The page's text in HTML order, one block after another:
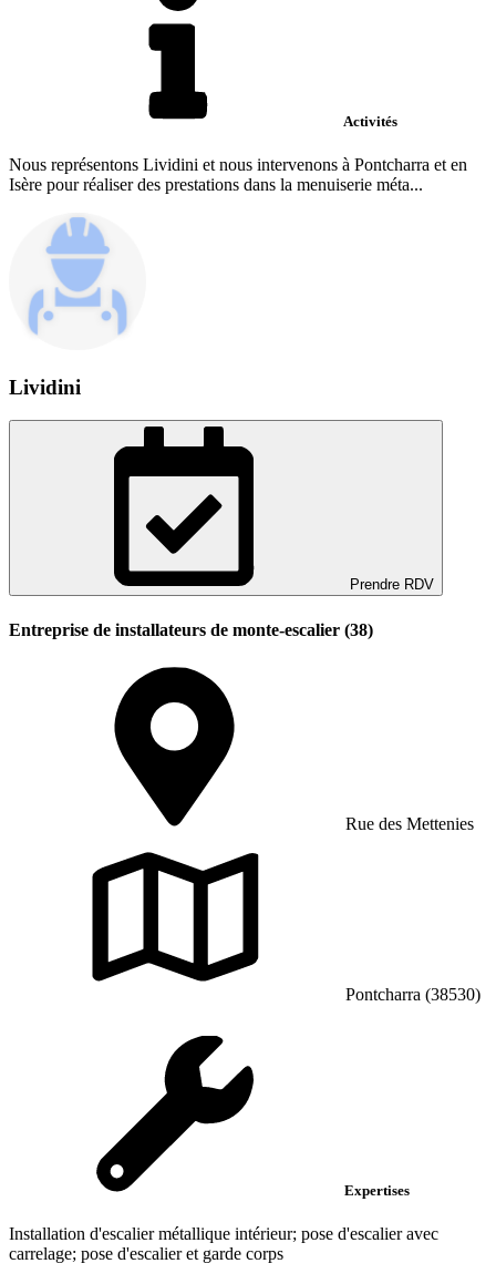
Activités
Nous représentons Lividini et nous intervenons à Pontcharra et en
Isère pour réaliser des prestations dans la menuiserie méta...
Lividini
Prendre RDV
Entreprise de installateurs de monte-escalier (38)
Rue des Mettenies
Pontcharra (38530)
Expertises
Installation d'escalier métallique intérieur; pose d'escalier avec
carrelage; pose d'escalier et garde corps